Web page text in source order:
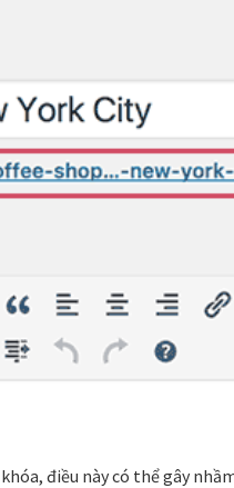
điều này có thể gây